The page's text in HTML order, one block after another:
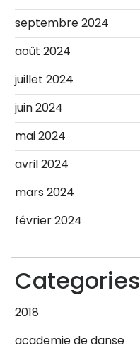
septembre 2024
août 2024
juillet 2024
juin 2024
mai 2024
avril 2024
mars 2024
février 2024
Categories
2018
academie de danse